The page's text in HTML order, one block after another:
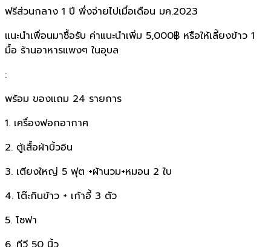
ฟรีส่วนกลาง 1 ปี พึ่งจ่ายไปเมื่อเดือน มค.2023
แนะนำเพื่อนมาซื้อรับ ค่าแนะนำเพิ่ม 5,000฿ หรือให้เลี้ยงข้าว 1
มื้อ ร้านอาหารแพงๆ ในอุบล
:
พร้อม ของแถม 24 รายการ
1. เครื่องฟอกอากาศ
2. ตู้เสื้อผ้าบิ้วอิน
3. เตียงใหญ่ 5 ฟุต +ผ้านวม+หมอน 2 ใบ
4. โต๊ะกินข้าว + เก้าอี้ 3 ตัว
5. โซฟา